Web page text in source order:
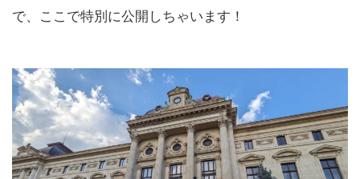
で、ここで特別に公開しちゃいます！